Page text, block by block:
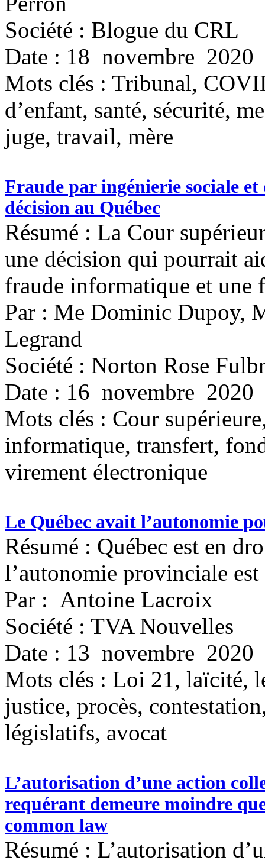
Société : Blogue du CRL
Date : 18 novembre 2020
Mots clés : Tribunal,
d’enfant, santé, sécurité,
juge, travail, mère
Fraude par ingénierie sociale
décision au Québec
Résumé : La Cour
une décision qui pourrait
fraude informatique et une
Par : Me Dominic Dupoy,
Legrand
Société : Norton Rose
Date : 16 novembre 2020
Mots clés : Cour
informatique, transfert,
virement électronique
Le Québec avait l’autonomie
Résumé : Québec est en
l’autonomie provinciale
Par : Antoine Lacroix
Société : TVA Nouvelles
Date : 13 novembre 2020
Mots clés : Loi 21, laïcité,
justice, procès,
législatifs, avocat
L’autorisation d’une action
requérant demeure moindre
common law
Résumé : L’autorisation